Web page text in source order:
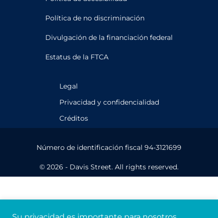
Política de no discriminación
Divulgación de la financiación federal
Estatus de la FTCA
Legal
Privacidad y confidencialidad
Créditos
Número de identificación fiscal 94-3121699
© 2026 - Davis Street. All rights reserved.